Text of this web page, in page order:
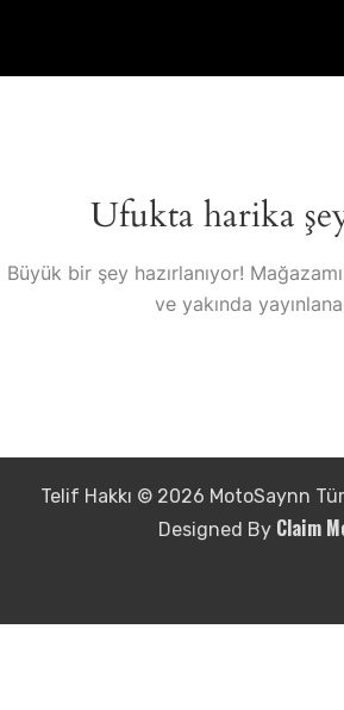
Ufukta harika
Büyük bir şey hazırlanıyor!
ve yakında
Telif Hakkı © 2026 MotoSaynn
Designed By Claim